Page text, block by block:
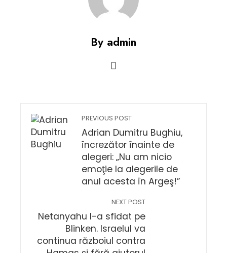
By admin
PREVIOUS POST
Adrian Dumitru Bughiu,
încrezător înainte de
alegeri: „Nu am nicio
emoţie la alegerile de
anul acesta în Argeş!”
NEXT POST
Netanyahu l-a sfidat pe
Blinken. Israelul va
continua războiul contra